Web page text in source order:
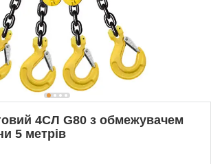
4СЛ G80 з обмежувачем
5 метрів